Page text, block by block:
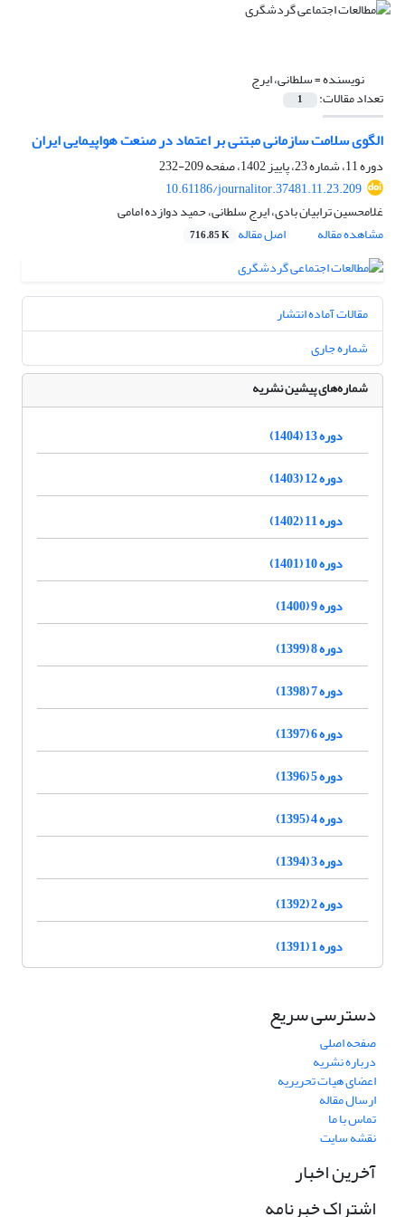
نویسنده =سلطانی، ایرج
تعداد مقالات: 1
الگوی سلامت سازمانی مبتنی بر اعتماد در صنعت هواپیمایی ایران
دوره 11، شماره 23، پاییز 1402، صفحه
209-232
10.61186/journalitor.37481.11.23.209
غلامحسین ترابیان بادی، ایرج سلطانی، حمید دوازده امامی
مشاهده مقاله
اصل مقاله 716.85 K
مقالات آماده انتشار
شماره جاری
شماره‌های پیشین نشریه
دوره 13 (1404)
دوره 12 (1403)
دوره 11 (1402)
دوره 10 (1401)
دوره 9 (1400)
دوره 8 (1399)
دوره 7 (1398)
دوره 6 (1397)
دوره 5 (1396)
دوره 4 (1395)
دوره 3 (1394)
دوره 2 (1392)
دوره 1 (1391)
دسترسی سریع
صفحه اصلی
درباره نشریه
اعضای هیات تحریریه
ارسال مقاله
تماس با ما
نقشه سایت
آخرین اخبار
اشتراک خبرنامه